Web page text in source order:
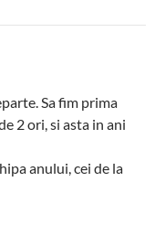
Sa fim prima
2 ori, si asta in ani
anului, cei de la